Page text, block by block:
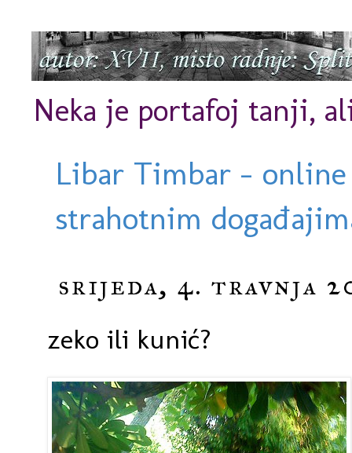
Neka je portafoj tanji,
Libar Timbar -
strahotnim
srijeda, 4. travnja
zeko ili kunić?